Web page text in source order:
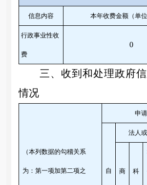
信息内容 本年收费金额（单位
行政事业性收
费
0
三、收到和处理政府
情况
（本列数据的勾稽关系
为：第一项加第二项之
申
自
法人
商 科